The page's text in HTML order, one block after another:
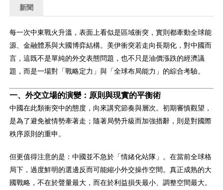
新聞
每一次中東戰火升溫，表面上看似是區域衝突，實則都牽動全球能
源、金融體系與大國博弈結構。美伊衝突若走向長期化，對中國而
言，這既不是單純的外交表態問題，也不只是油價漲跌的經濟議
題，而是一場對「戰略定力」與「全球布局能力」的綜合考驗。
一、外交立場的演變：原則與現實的平衡術
中國在此類衝突中的態度，向來講究節奏與層次。初期審慎觀望，
是為了避免被情勢牽著走；隨著局勢升級而加強措辭，則是對國際
秩序原則的重申。
但更值得注意的是：中國並不急於「情緒化站隊」。在當前全球格
局下，過度鮮明的選邊反而可能縮小外交操作空間。真正成熟的大
國戰略，不在於聲量最大，而在於利益損失最小、調整空間最大。